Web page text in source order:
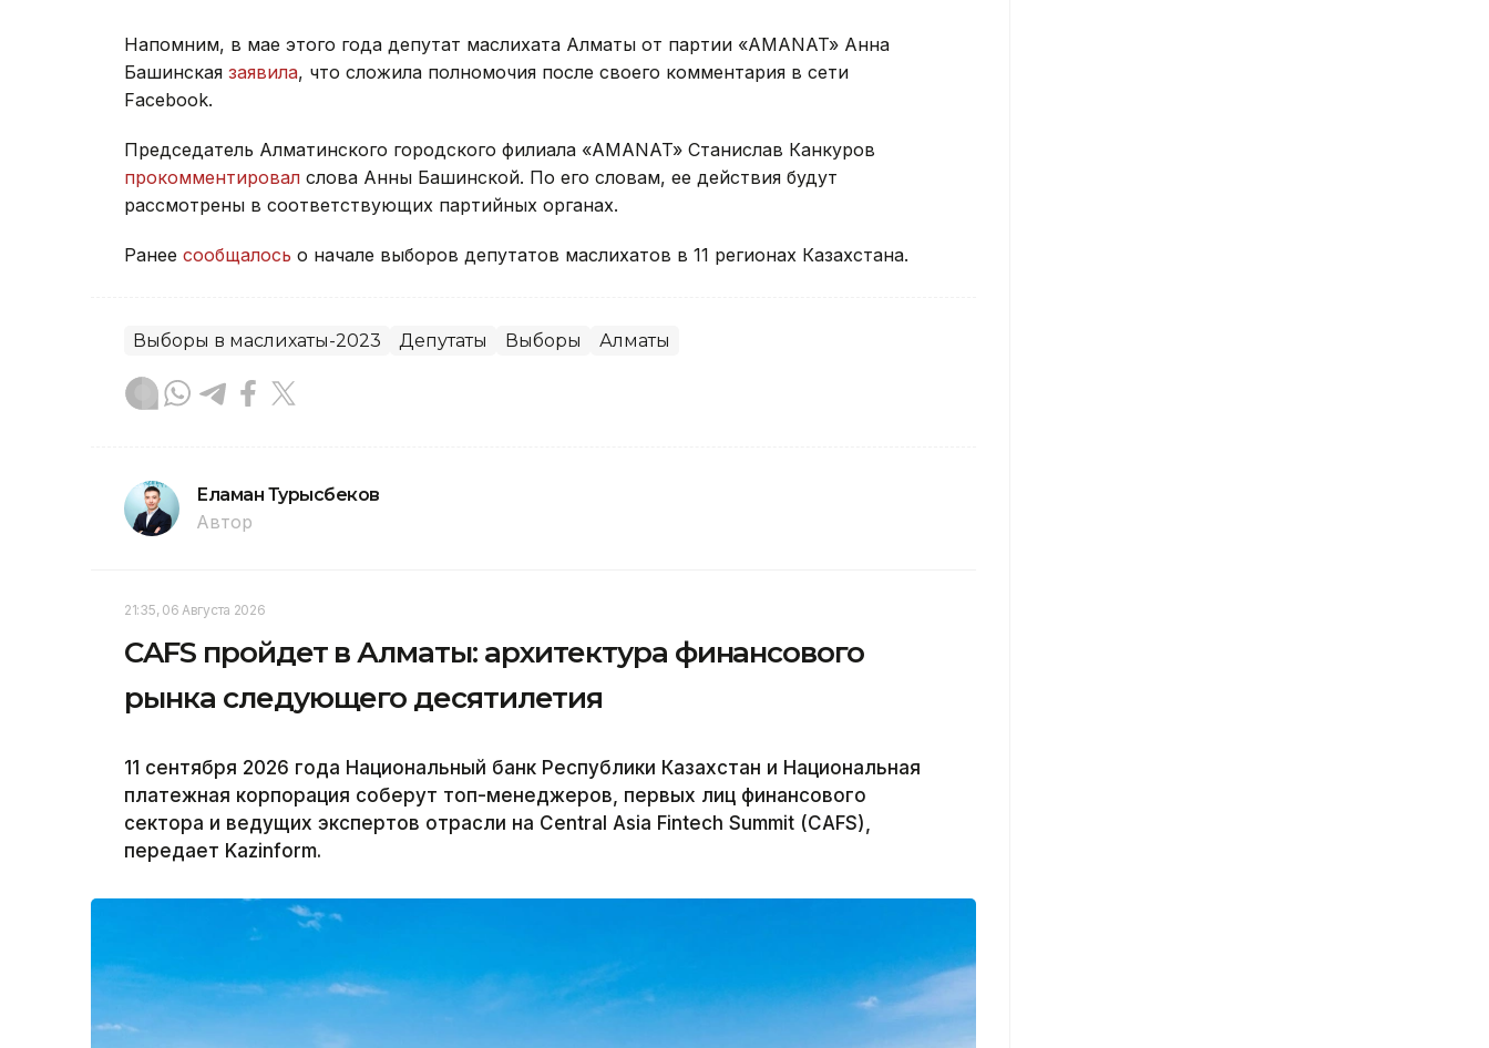
Напомним, в мае этого года депутат маслихата Алматы от партии «AMANAT» Анна
Башинская заявила, что сложила полномочия после своего комментария в сети
Facebook.
Председатель Алматинского городского филиала «AMANAT» Станислав Канкуров
прокомментировал слова Анны Башинской. По его словам, ее действия будут
рассмотрены в соответствующих партийных органах.
Ранее сообщалось о начале выборов депутатов маслихатов в 11 регионах Казахстана.
Выборы в маслихаты-2023 Депутаты Выборы Алматы
Еламан Турысбеков
Автор
21:35, 06 Августа 2026
CAFS пройдет в Алматы: архитектура финансового
рынка следующего десятилетия
11 сентября 2026 года Национальный банк Республики Казахстан и Национальная
платежная корпорация соберут топ-менеджеров, первых лиц финансового
сектора и ведущих экспертов отрасли на Central Asia Fintech Summit (CAFS),
передает Kazinform.